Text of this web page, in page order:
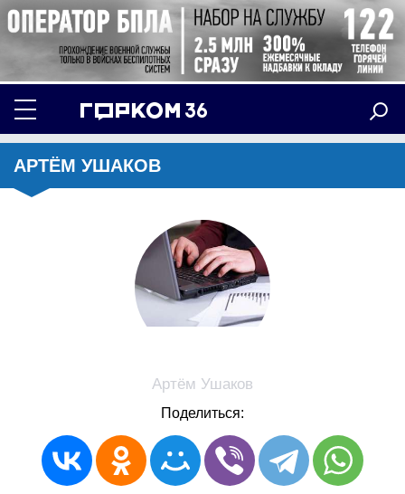
АРТЁМ УШАКОВ
Артём Ушаков
Поделиться: